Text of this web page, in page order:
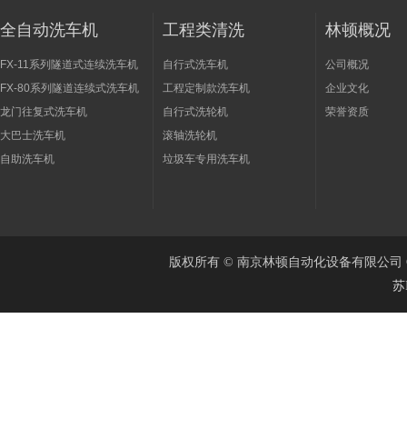
全自动洗车机
FX-11系列隧道式连续洗车机
FX-80系列隧道连续式洗车机
龙门往复式洗车机
大巴士洗车机
自助洗车机
工程类清洗
自行式洗车机
工程定制款洗车机
自行式洗轮机
滚轴洗轮机
垃圾车专用洗车机
林顿概况
公司概况
企业文化
荣誉资质
版权所有 © 南京林顿自动化设备有限公
苏